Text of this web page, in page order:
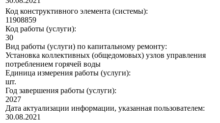
Код конструктивного элемента (системы):
11908859
Код работы (услуги):
30
Вид работы (услуги) по капитальному ремонту:
Установка коллективных (общедомовых) узлов управления
потреблением горячей воды
Единица измерения работы (услуги):
шт.
Год завершения работы (услуги):
2027
Дата актуализации информации, указанная пользователем:
30.08.2021